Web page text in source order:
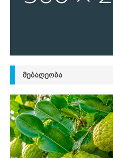
ᲛᲔᲑᲐᲦᲔᲝᲑᲐ